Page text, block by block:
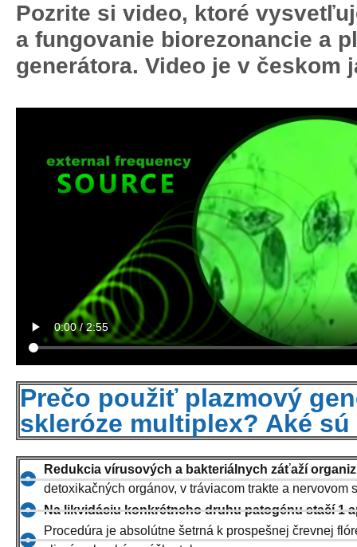
Pozrite si video, ktoré
a fungovanie biorezonancie a
generátora. Video je v českom
Prečo použiť plazmový
skleróze multiplex? Aké
Redukcia vírusových a bakteriálnych záťaží
detoxikačných orgánov, v tráviacom trakte a nervovom
Na likvidáciu konkrétneho druhu patogénu stačí 1
Procedúra je absolútne šetrná k prospešnej črevnej